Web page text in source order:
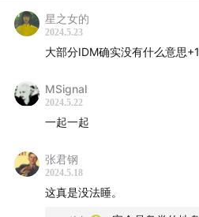
试听曲也太好听了。我还以为音
年前就已经没人信了，事实上这
深的召唤咒语……想到这睡意就回
星之女的
2024.5.23
大部分IDM确实没有什么意思
MSignal
2024.5.22
一起一起
张君钢
2024.5.18
这真是没法睡。